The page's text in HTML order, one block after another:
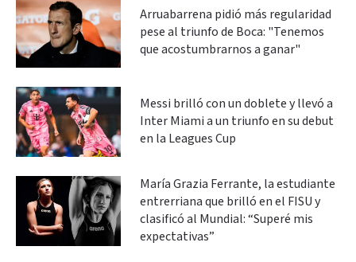
Arruabarrena pidió más regularidad
pese al triunfo de Boca: "Tenemos
que acostumbrarnos a ganar"
Messi brilló con un doblete y llevó a
Inter Miami a un triunfo en su debut
en la Leagues Cup
María Grazia Ferrante, la estudiante
entrerriana que brilló en el FISU y
clasificó al Mundial: “Superé mis
expectativas”